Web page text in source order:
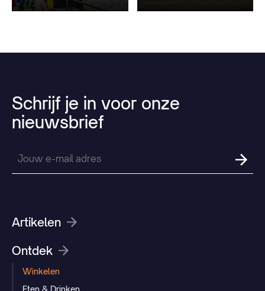
Schrijf je in voor onze
nieuwsbrief
Artikelen
Ontdek
Winkelen
Eten & Drinken